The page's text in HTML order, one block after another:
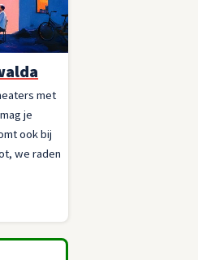
met
je
ook bij
we raden